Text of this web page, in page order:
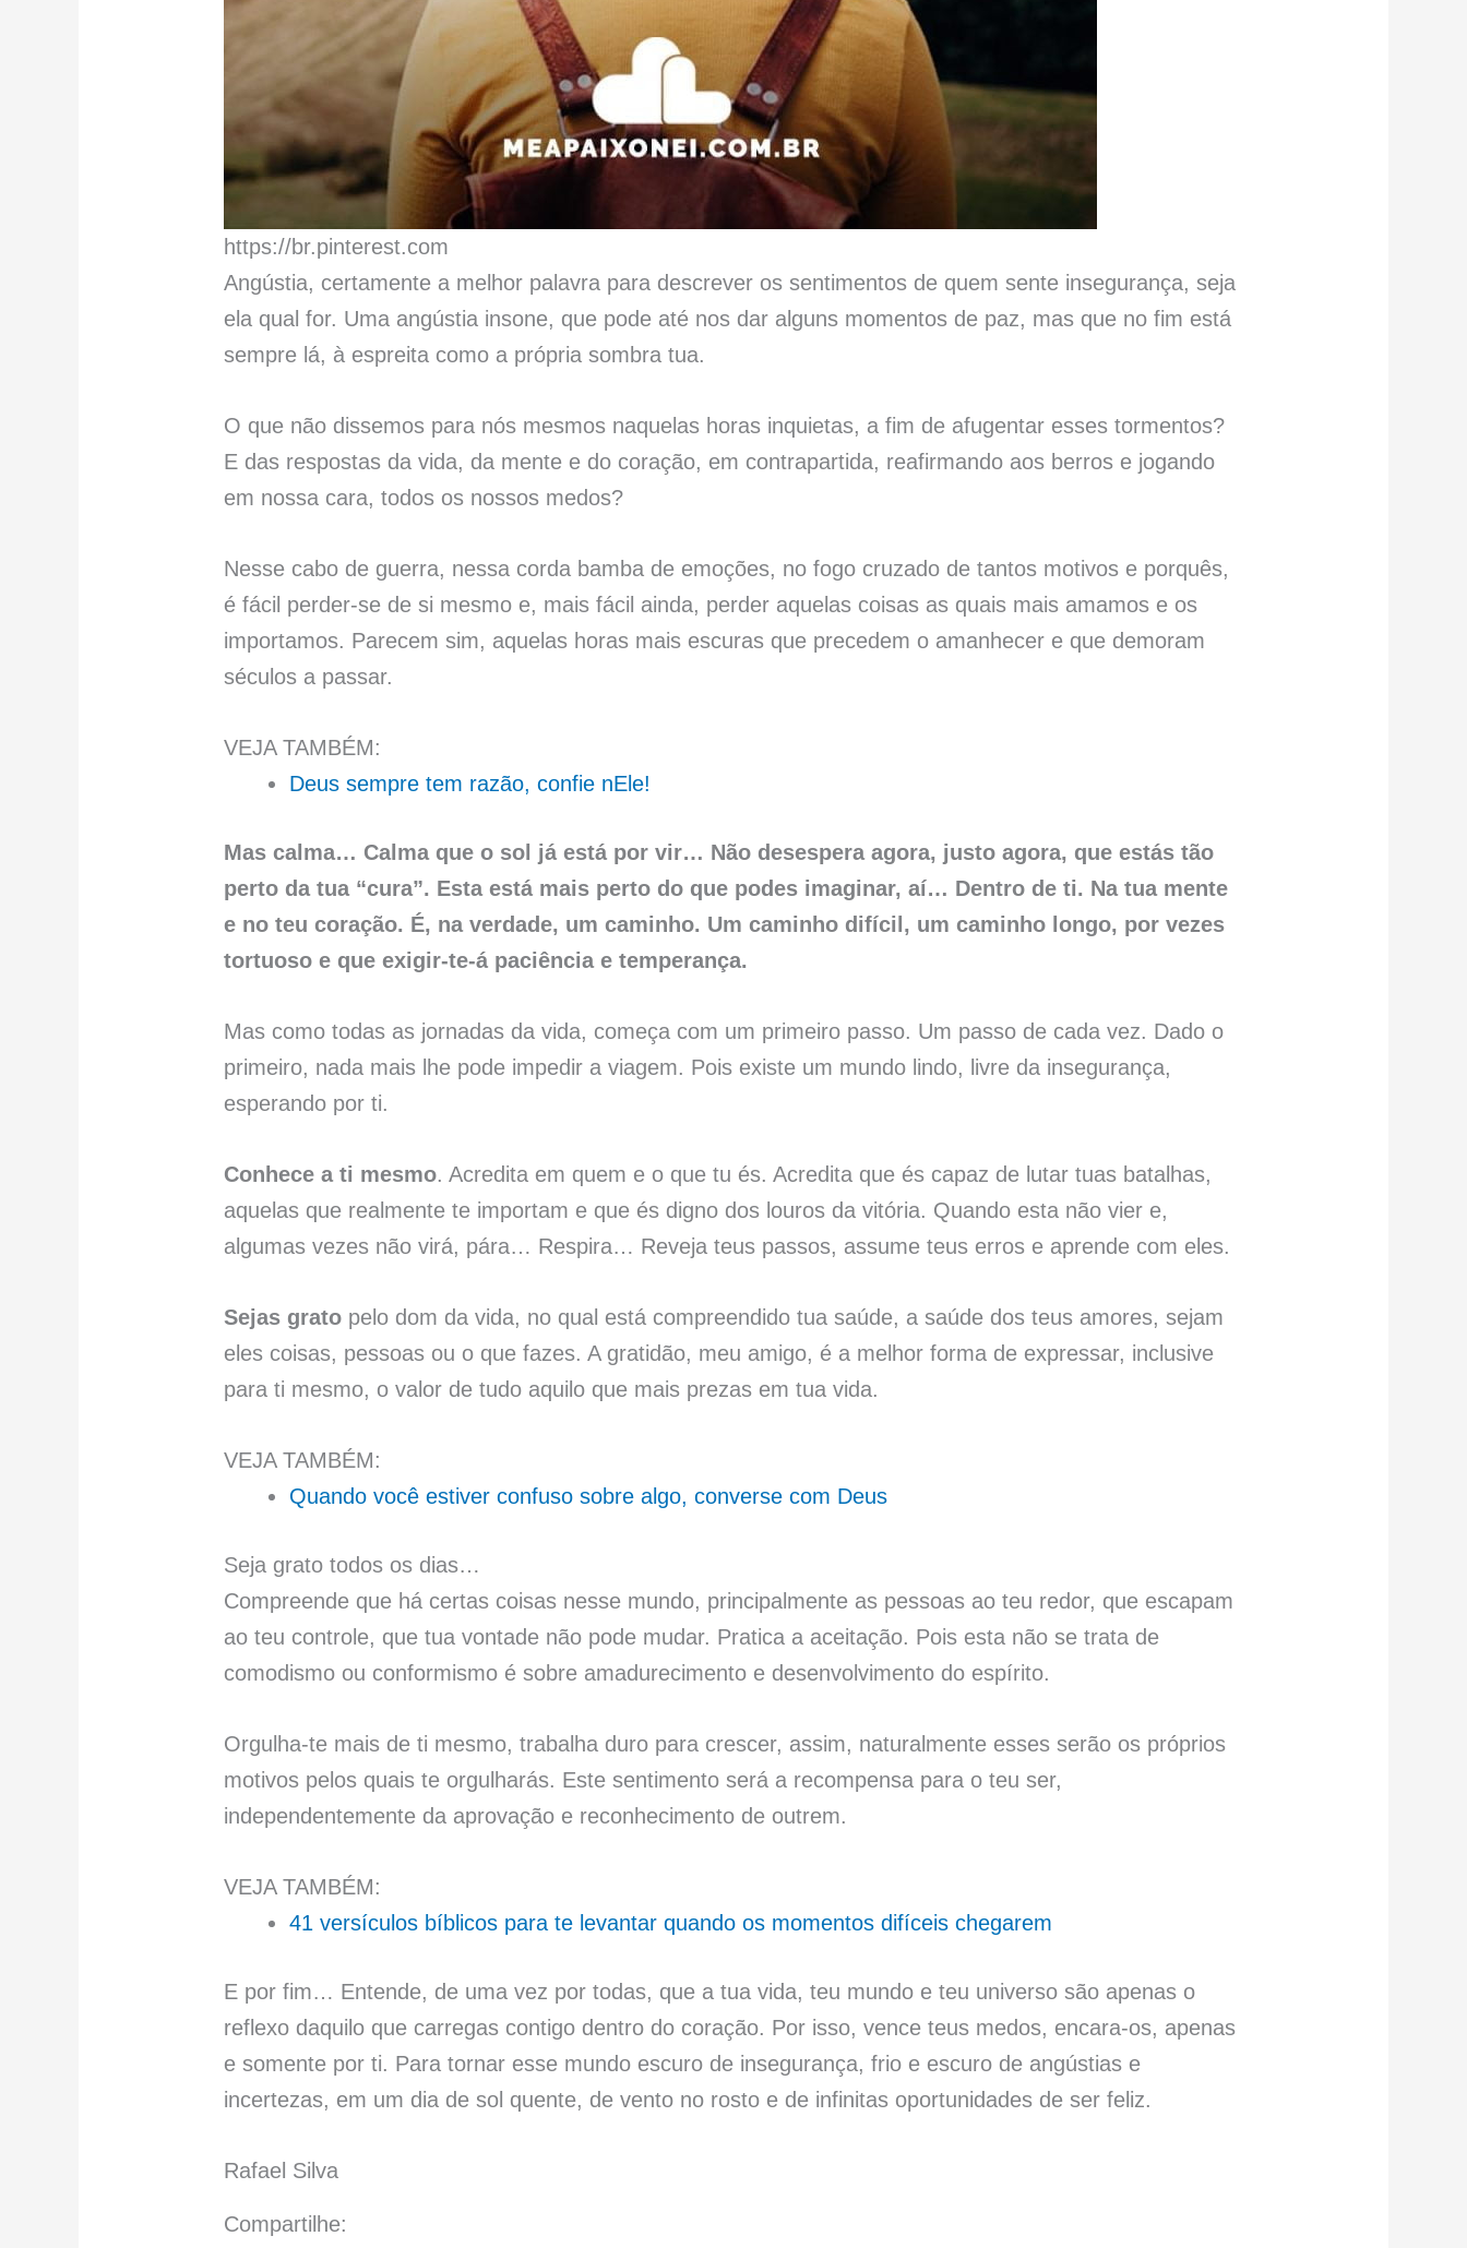
https://br.pinterest.com
Angústia, certamente a melhor palavra para descrever os sentimentos de quem sente insegurança, seja
ela qual for. Uma angústia insone, que pode até nos dar alguns momentos de paz, mas que no fim está
sempre lá, à espreita como a própria sombra tua.
O que não dissemos para nós mesmos naquelas horas inquietas, a fim de afugentar esses tormentos?
E das respostas da vida, da mente e do coração, em contrapartida, reafirmando aos berros e jogando
em nossa cara, todos os nossos medos?
Nesse cabo de guerra, nessa corda bamba de emoções, no fogo cruzado de tantos motivos e porquês,
é fácil perder-se de si mesmo e, mais fácil ainda, perder aquelas coisas as quais mais amamos e os
importamos. Parecem sim, aquelas horas mais escuras que precedem o amanhecer e que demoram
séculos a passar.
VEJA TAMBÉM:
Deus sempre tem razão, confie nEle!
Mas calma… Calma que o sol já está por vir… Não desespera agora, justo agora, que estás tão
perto da tua “cura”. Esta está mais perto do que podes imaginar, aí… Dentro de ti. Na tua mente
e no teu coração. É, na verdade, um caminho. Um caminho difícil, um caminho longo, por vezes
tortuoso e que exigir-te-á paciência e temperança.
Mas como todas as jornadas da vida, começa com um primeiro passo. Um passo de cada vez. Dado o
primeiro, nada mais lhe pode impedir a viagem. Pois existe um mundo lindo, livre da insegurança,
esperando por ti.
Conhece a ti mesmo. Acredita em quem e o que tu és. Acredita que és capaz de lutar tuas batalhas,
aquelas que realmente te importam e que és digno dos louros da vitória. Quando esta não vier e,
algumas vezes não virá, pára… Respira… Reveja teus passos, assume teus erros e aprende com eles.
Sejas grato pelo dom da vida, no qual está compreendido tua saúde, a saúde dos teus amores, sejam
eles coisas, pessoas ou o que fazes. A gratidão, meu amigo, é a melhor forma de expressar, inclusive
para ti mesmo, o valor de tudo aquilo que mais prezas em tua vida.
VEJA TAMBÉM:
Quando você estiver confuso sobre algo, converse com Deus
Seja grato todos os dias…
Compreende que há certas coisas nesse mundo, principalmente as pessoas ao teu redor, que escapam
ao teu controle, que tua vontade não pode mudar. Pratica a aceitação. Pois esta não se trata de
comodismo ou conformismo é sobre amadurecimento e desenvolvimento do espírito.
Orgulha-te mais de ti mesmo, trabalha duro para crescer, assim, naturalmente esses serão os próprios
motivos pelos quais te orgulharás. Este sentimento será a recompensa para o teu ser,
independentemente da aprovação e reconhecimento de outrem.
VEJA TAMBÉM:
41 versículos bíblicos para te levantar quando os momentos difíceis chegarem
E por fim… Entende, de uma vez por todas, que a tua vida, teu mundo e teu universo são apenas o
reflexo daquilo que carregas contigo dentro do coração. Por isso, vence teus medos, encara-os, apenas
e somente por ti. Para tornar esse mundo escuro de insegurança, frio e escuro de angústias e
incertezas, em um dia de sol quente, de vento no rosto e de infinitas oportunidades de ser feliz.
Rafael Silva
Compartilhe: